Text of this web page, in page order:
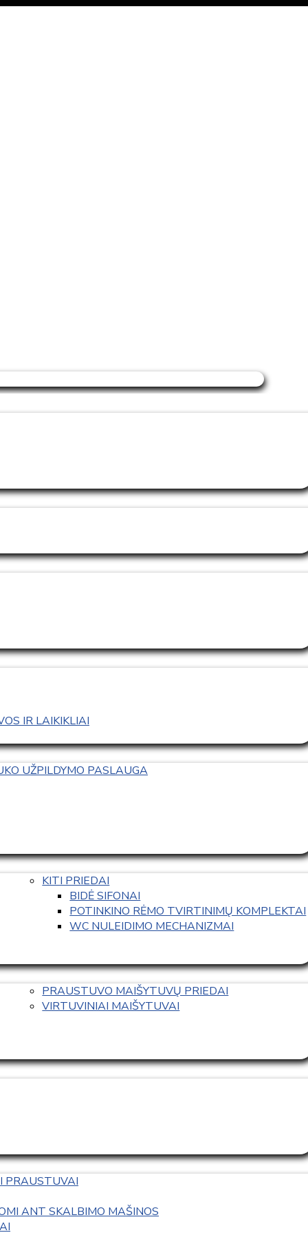
IR LAIKIKLIAI
UŽPILDYMO PASLAUGA
KITI PRIEDAI
BIDĖ SIFONAI
POTINKINO RĖMO TVIRTINIMŲ KOMPLEKTAI
WC NULEIDIMO MECHANIZMAI
PRAUSTUVO MAIŠYTUVŲ PRIEDAI
VIRTUVINIAI MAIŠYTUVAI
PRAUSTUVAI
ANT SKALBIMO MAŠINOS